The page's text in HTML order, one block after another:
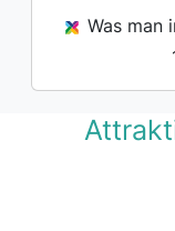
Was man